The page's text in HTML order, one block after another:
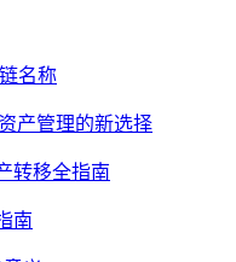
名称
产管理的新选择
转移全指南
南